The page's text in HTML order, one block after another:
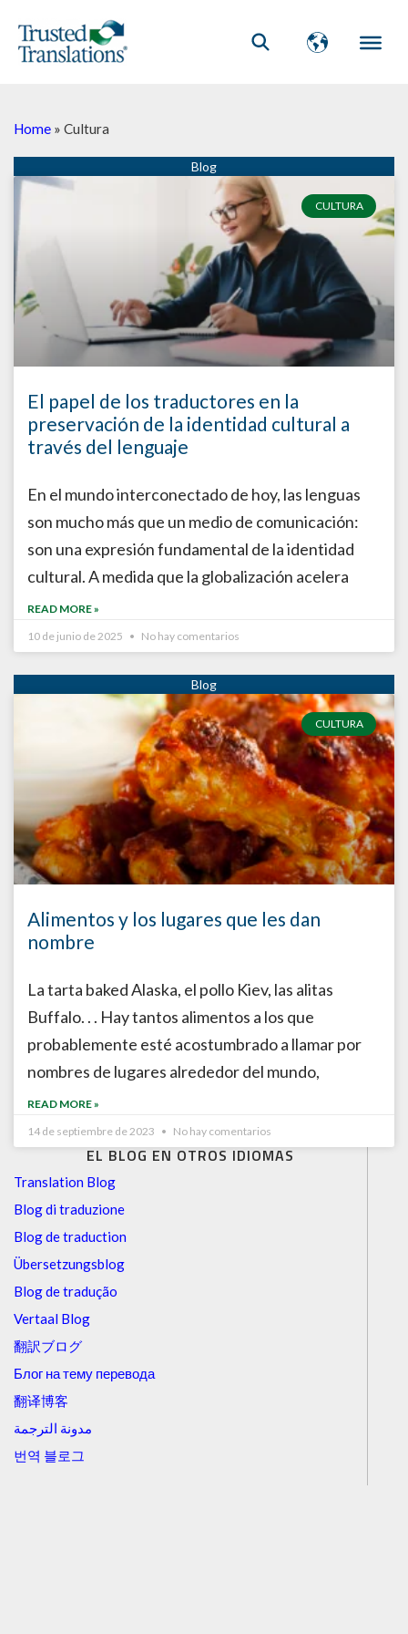
EL BLOG EN OTROS IDIOMAS
Translation Blog
Blog di traduzione
Blog de traduction
Übersetzungsblog
Blog de tradução
Vertaal Blog
翻訳ブログ
Блог на тему перевода
翻译博客
مدونة الترجمة
번역 블로그
Home » Cultura
CULTURA
El papel de los traductores en la
preservación de la identidad cultural a
través del lenguaje
En el mundo interconectado de hoy, las lenguas
son mucho más que un medio de comunicación:
son una expresión fundamental de la identidad
cultural. A medida que la globalización acelera
READ MORE »
10 de junio de 2025
No hay comentarios
CULTURA
Alimentos y los lugares que les dan
nombre
La tarta baked Alaska, el pollo Kiev, las alitas
Buffalo. . . Hay tantos alimentos a los que
probablemente esté acostumbrado a llamar por
nombres de lugares alrededor del mundo,
READ MORE »
14 de septiembre de 2023
No hay comentarios